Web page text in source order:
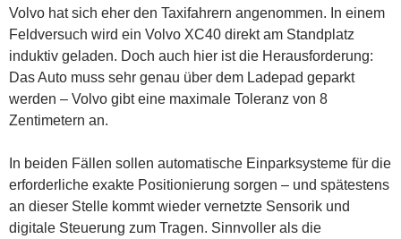
Volvo hat sich eher den Taxifahrern angenommen. In einem
Feldversuch wird ein Volvo XC40 direkt am Standplatz
induktiv geladen. Doch auch hier ist die Herausforderung:
Das Auto muss sehr genau über dem Ladepad geparkt
werden – Volvo gibt eine maximale Toleranz von 8
Zentimetern an.
In beiden Fällen sollen automatische Einparksysteme für die
erforderliche exakte Positionierung sorgen – und spätestens
an dieser Stelle kommt wieder vernetzte Sensorik und
digitale Steuerung zum Tragen. Sinnvoller als die